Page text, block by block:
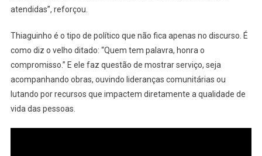
atendidas”, reforçou.
Thiaguinho é o tipo de político que não fica apenas no discurso. É
como diz o velho ditado: “Quem tem palavra, honra o
compromisso.” E ele faz questão de mostrar serviço, seja
acompanhando obras, ouvindo lideranças comunitárias ou
lutando por recursos que impactem diretamente a qualidade de
vida das pessoas.